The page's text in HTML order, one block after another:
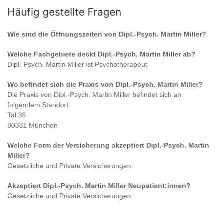
Häufig gestellte Fragen
Wie sind die Öffnungszeiten von Dipl.-Psych. Martin Miller?
Welche Fachgebiete deckt Dipl.-Psych. Martin Millerab?
Dipl.-Psych. Martin Miller ist Psychotherapeut
Wo befindet sich die Praxis von Dipl.-Psych. Martin Miller?
Die Praxis von Dipl.-Psych. Martin Miller befindet sich an
folgendem Standort:
Tal 35
80331 München
Welche Form der Versicherung akzeptiert Dipl.-Psych. Martin
Miller?
Gesetzliche und Private Versicherungen
Akzeptiert Dipl.-Psych. Martin MillerNeupatient:innen?
Gesetzliche und Private Versicherungen